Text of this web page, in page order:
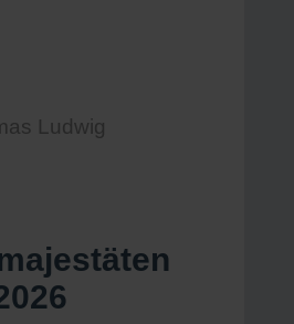
Ludwig